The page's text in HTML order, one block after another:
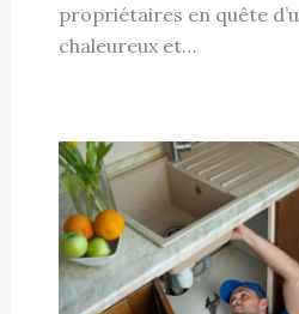
propriétaires en quête
chaleureux et…